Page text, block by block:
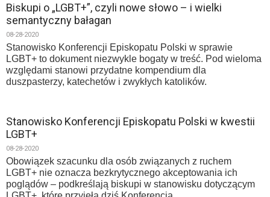
Biskupi o „LGBT+”, czyli nowe słowo – i wielki
semantyczny bałagan
08-28-2020
Stanowisko Konferencji Episkopatu Polski w sprawie
LGBT+ to dokument niezwykle bogaty w treść. Pod wieloma
względami stanowi przydatne kompendium dla
duszpasterzy, katechetów i zwykłych katolików.
Stanowisko Konferencji Episkopatu Polski w kwestii
LGBT+
08-28-2020
Obowiązek szacunku dla osób związanych z ruchem
LGBT+ nie oznacza bezkrytycznego akceptowania ich
poglądów – podkreślają biskupi w stanowisku dotyczącym